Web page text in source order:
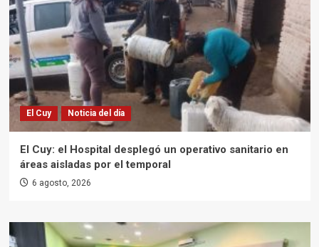
El Cuy Noticia del día
El Cuy: el Hospital desplegó un operativo sanitario en
áreas aisladas por el temporal
6 agosto, 2026